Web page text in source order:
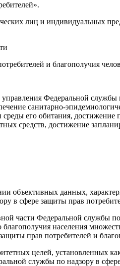
лиц и индивидуальных
и благополучия
управления Федеральной службы
санитарно-
его обитания,
средств, достижение
объективных данных,
в сфере защиты прав
части Федеральной службы
населения
прав потребителей и
целей, установленных
службы по надзору в